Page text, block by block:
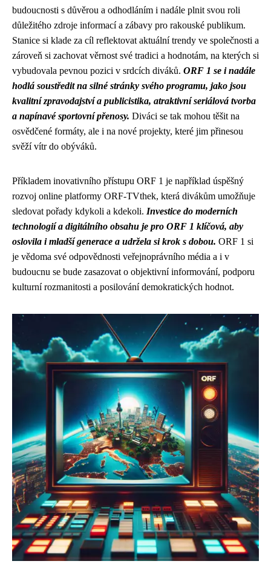
budoucnosti s důvěrou a odhodláním i nadále plnit svou roli
důležitého zdroje informací a zábavy pro rakouské publikum.
Stanice si klade za cíl reflektovat aktuální trendy ve společnosti a
zároveň si zachovat věrnost své tradici a hodnotám, na kterých si
vybudovala pevnou pozici v srdcích diváků. ORF 1 se i nadále
hodlá soustředit na silné stránky svého programu, jako jsou
kvalitní zpravodajství a publicistika, atraktivní seriálová tvorba
a napínavé sportovní přenosy. Diváci se tak mohou těšit na
osvědčené formáty, ale i na nové projekty, které jim přinesou
svěží vítr do obýváků.
Příkladem inovativního přístupu ORF 1 je například úspěšný
rozvoj online platformy ORF-TVthek, která divákům umožňuje
sledovat pořady kdykoli a kdekoli. Investice do moderních
technologií a digitálního obsahu je pro ORF 1 klíčová, aby
oslovila i mladší generace a udržela si krok s dobou. ORF 1 si
je vědoma své odpovědnosti veřejnoprávního média a i v
budoucnu se bude zasazovat o objektivní informování, podporu
kulturní rozmanitosti a posilování demokratických hodnot.